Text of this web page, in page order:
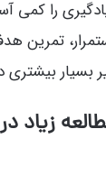
را کمی
تمرین
بسیار بیشتری
زیاد